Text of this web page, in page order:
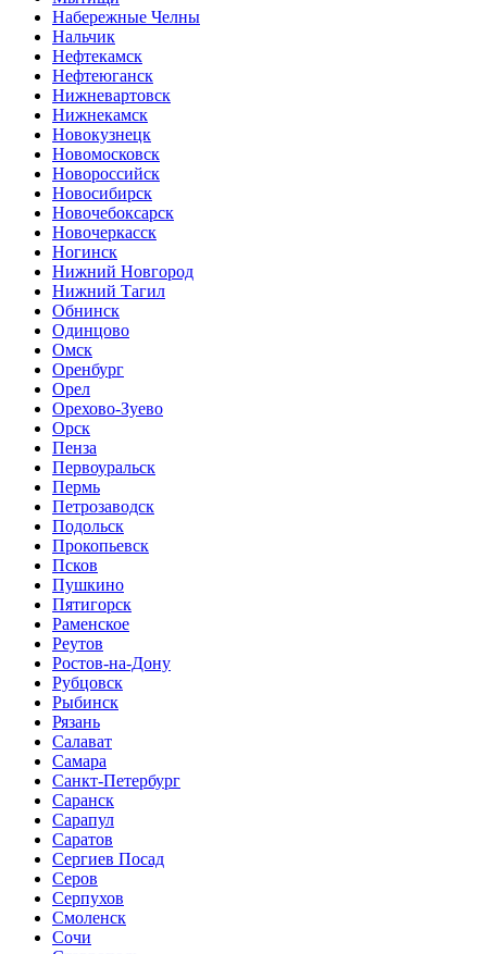
Набережные Челны
Нальчик
Нефтекамск
Нефтеюганск
Нижневартовск
Нижнекамск
Новокузнецк
Новомосковск
Новороссийск
Новосибирск
Новочебоксарск
Новочеркасск
Ногинск
Нижний Новгород
Нижний Тагил
Обнинск
Одинцово
Омск
Оренбург
Орел
Орехово-Зуево
Орск
Пенза
Первоуральск
Пермь
Петрозаводск
Подольск
Прокопьевск
Псков
Пушкино
Пятигорск
Раменское
Реутов
Ростов-на-Дону
Рубцовск
Рыбинск
Рязань
Салават
Самара
Санкт-Петербург
Саранск
Сарапул
Саратов
Сергиев Посад
Серов
Серпухов
Смоленск
Сочи